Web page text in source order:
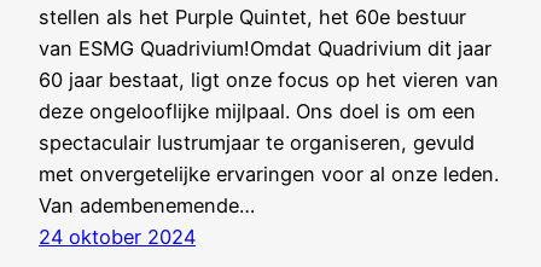
stellen als het Purple Quintet, het 60e bestuur
van ESMG Quadrivium!Omdat Quadrivium dit jaar
60 jaar bestaat, ligt onze focus op het vieren van
deze ongelooflijke mijlpaal. Ons doel is om een
spectaculair lustrumjaar te organiseren, gevuld
met onvergetelijke ervaringen voor al onze leden.
Van adembenemende…
24 oktober 2024